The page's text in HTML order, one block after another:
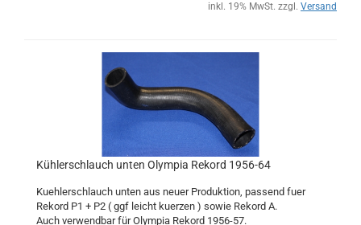
inkl. 19% MwSt. zzgl. Versand
Kühlerschlauch unten Olympia Rekord 1956-64
Kuehlerschlauch unten aus neuer Produktion, passend fuer
Rekord P1 + P2 ( ggf leicht kuerzen ) sowie Rekord A.
Auch verwendbar für Olympia Rekord 1956-57.